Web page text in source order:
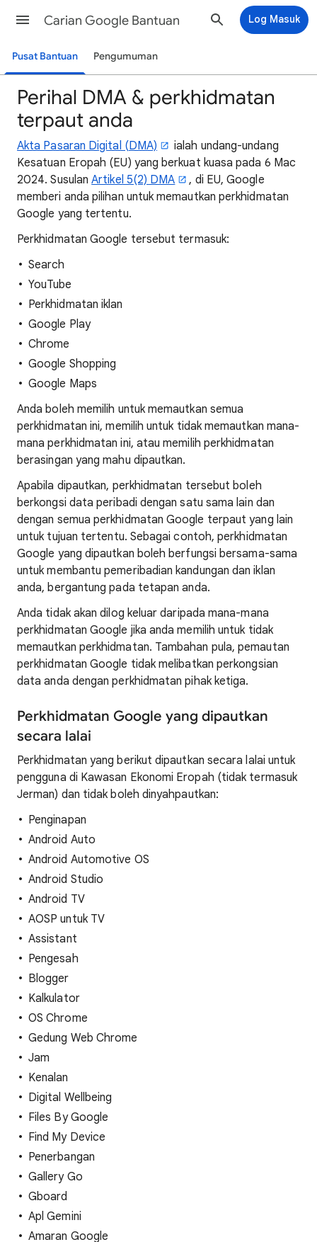
Carian Google Bantuan Log Masuk
Pusat Bantuan Pengumuman
Perihal DMA & perkhidmatan
terpaut anda
Akta Pasaran Digital (DMA)
ialah undang-undang
Kesatuan Eropah (EU) yang berkuat kuasa pada 6 Mac
2024. SusulanArtikel 5(2) DMA
, di EU, Google
memberi anda pilihan untuk memautkan perkhidmatan
Google yang tertentu.
Perkhidmatan Google tersebut termasuk:
Search
YouTube
Perkhidmatan iklan
Google Play
Chrome
Google Shopping
Google Maps
Anda boleh memilih untuk memautkan semua
perkhidmatan ini, memilih untuk tidak memautkan mana-
mana perkhidmatan ini, atau memilih perkhidmatan
berasingan yang mahu dipautkan.
Apabila dipautkan, perkhidmatan tersebut boleh
berkongsi data peribadi dengan satu sama lain dan
dengan semua perkhidmatan Google terpaut yang lain
untuk tujuan tertentu. Sebagai contoh, perkhidmatan
Google yang dipautkan boleh berfungsi bersama-sama
untuk membantu pemeribadian kandungan dan iklan
anda, bergantung pada tetapan anda.
Anda tidak akan dilog keluar daripada mana-mana
perkhidmatan Google jika anda memilih untuk tidak
memautkan perkhidmatan. Tambahan pula, pemautan
perkhidmatan Google tidak melibatkan perkongsian
data anda dengan perkhidmatan pihak ketiga.
Perkhidmatan Google yang dipautkan
secara lalai
Perkhidmatan yang berikut dipautkan secara lalai untuk
pengguna di Kawasan Ekonomi Eropah (tidak termasuk
Jerman) dan tidak boleh dinyahpautkan:
Penginapan
Android Auto
Android Automotive OS
Android Studio
Android TV
AOSP untuk TV
Assistant
Pengesah
Blogger
Kalkulator
OS Chrome
Gedung Web Chrome
Jam
Kenalan
Digital Wellbeing
Files By Google
Find My Device
Penerbangan
Gallery Go
Gboard
Apl Gemini
Amaran Google